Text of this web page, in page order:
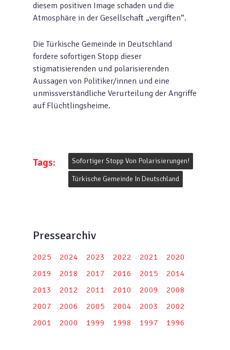
diesem positiven Image schaden und die
Atmosphäre in der Gesellschaft „vergiften“.
Die Türkische Gemeinde in Deutschland
fordere sofortigen Stopp dieser
stigmatisierenden und polarisierenden
Aussagen von Politiker/innen und eine
unmissverständliche Verurteilung der Angriffe
auf Flüchtlingsheime.
Tags: Sofortiger Stopp Von Polarisierungen!
Türkische Gemeinde In Deutschland
Pressearchiv
2025 2024 2023 2022 2021
2020
2019
2018 2017 2016 2015
2014
2013
2012 2011 2010 2009
2008
2007
2006 2005 2004 2003
2002
2001
2000 1999 1998 1997 1996